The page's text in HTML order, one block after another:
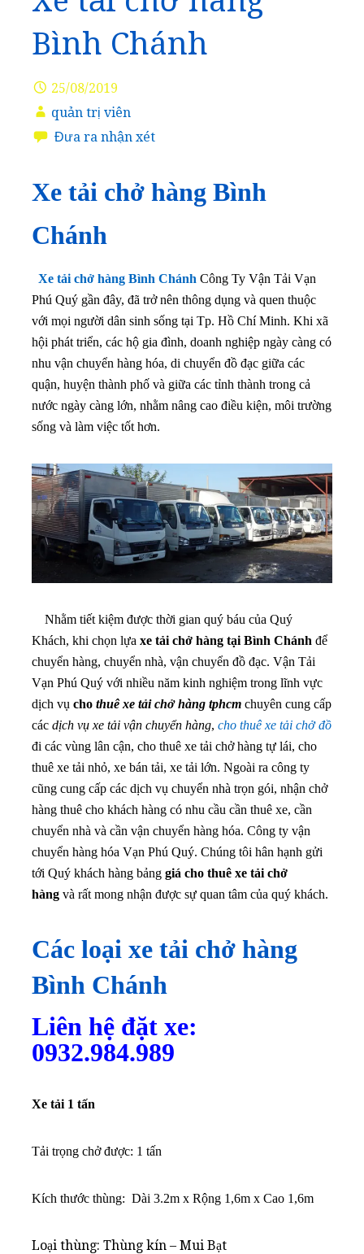
Bình Chánh
25/08/2019
quản trị viên
Đưa ra nhận xét
Xe tải chở hàng Bình
Chánh
Xe tải chở hàng Bình Chánh Công Ty Vận Tải Vạn
Phú Quý gần đây, đã trở nên thông dụng và quen thuộc
với mọi người dân sinh sống tại Tp. Hồ Chí Minh. Khi xã
hội phát triển, các hộ gia đình, doanh nghiệp ngày càng có
nhu vận chuyển hàng hóa, di chuyển đồ đạc giữa các
quận, huyện thành phố và giữa các tỉnh thành trong cả
nước ngày càng lớn, nhằm nâng cao điều kiện, môi trường
sống và làm việc tốt hơn.
Nhằm tiết kiệm được thời gian quý báu của Quý
Khách, khi chọn lựa xe tải chở hàng tại Bình Chánh để
chuyển hàng, chuyển nhà, vận chuyển đồ đạc. Vận Tải
Vạn Phú Quý với nhiều năm kinh nghiệm trong lĩnh vực
dịch vụ cho thuê xe tải chở hàng tphcm chuyên cung cấp
các dịch vụ xe tải vận chuyển hàng, cho thuê xe tải chở đồ
đi các vùng lân cận, cho thuê xe tải chở hàng tự lái, cho
thuê xe tải nhỏ, xe bán tải, xe tải lớn. Ngoài ra công ty
cũng cung cấp các dịch vụ chuyển nhà trọn gói, nhận chở
hàng thuê cho khách hàng có nhu cầu cần thuê xe, cần
chuyển nhà và cần vận chuyển hàng hóa. Công ty vận
chuyển hàng hóa Vạn Phú Quý. Chúng tôi hân hạnh gửi
tới Quý khách hàng bảng giá cho thuê xe tải chở
hàng và rất mong nhận được sự quan tâm của quý khách.
Các loại xe tải chở hàng
Bình Chánh
Liên hệ đặt xe:
0932.984.989
Xe tải 1 tấn
Tải trọng chở được: 1 tấn
Kích thước thùng: Dài 3.2m x Rộng 1,6m x Cao 1,6m
Loại thùng: Thùng kín – Mui Bạt